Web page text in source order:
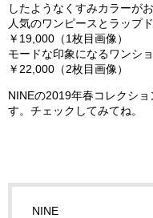
したようなくすみカラーが
人気のワンピースとラップ
￥19,000（1枚目画像）
モードな印象になるワンシ
￥22,000（2枚目画像）
NINEの2019年春コレクシ
す。チェックしてみてね。
NINE